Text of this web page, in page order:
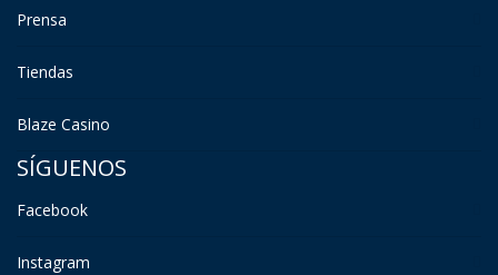
Prensa
Tiendas
Blaze Casino
SÍGUENOS
Facebook
Instagram